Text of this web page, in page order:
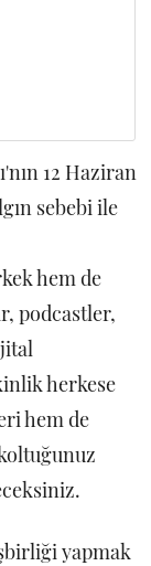
12 Haziran
sebebi ile
hem de
podcastler,
herkese
hem de
yapmak